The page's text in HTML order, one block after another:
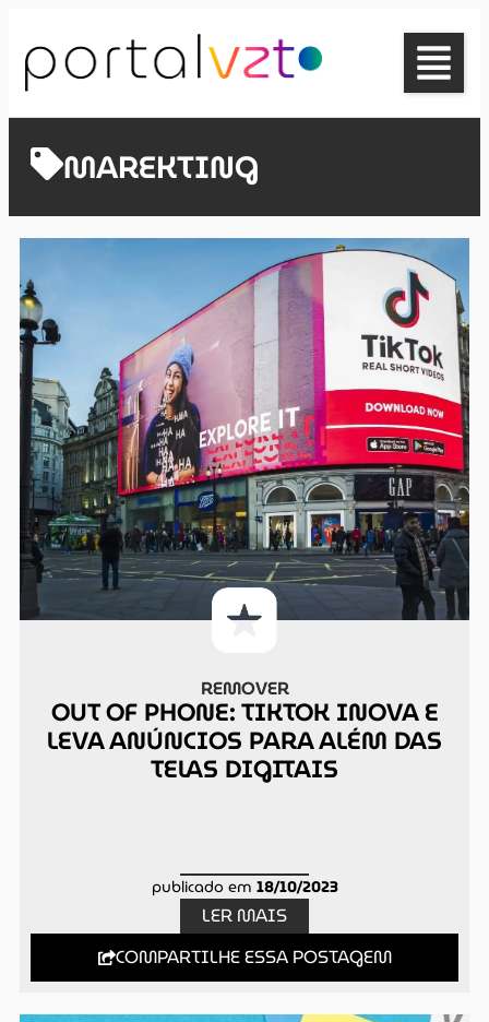
MAREKTING
REMOVER
OUT OF PHONE: TIKTOK INOVA E
LEVA ANÚNCIOS PARA ALÉM DAS
TELAS DIGITAIS
publicado em 18/10/2023
LER MAIS
COMPARTILHE ESSA POSTAGEM